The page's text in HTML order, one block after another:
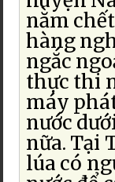
nằm
hàng
ngắc
thực thi
máy
nước
nữa. Tại
lúa có